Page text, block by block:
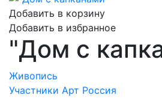
Добавить в корзину
Добавить в избранное
"Дом с
Живопись
Участники Арт Россия